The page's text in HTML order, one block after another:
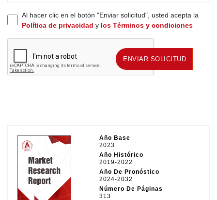
Al hacer clic en el botón "Enviar solicitud", usted acepta la
Política de privacidad y los Términos y condiciones
ENVIAR SOLICITUD ENVIAR SOLICITUD
Año Base
2023
Año Histórico
2019-2022
Año De Pronóstico
2024-2032
Número De Páginas
313